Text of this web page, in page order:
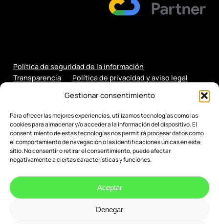
Gestionar consentimiento
Para ofrecer las mejores experiencias, utilizamos tecnologías como las
cookies para almacenar y/o acceder a la información del dispositivo. El
consentimiento de estas tecnologías nos permitirá procesar datos como
el comportamiento de navegación o las identificaciones únicas en este
sitio. No consentir o retirar el consentimiento, puede afectar
negativamente a ciertas características y funciones.
Aceptar
Denegar
Política de seguridad de la información
Transparencia
Política de privacidad y aviso legal
© 2026 Evenbytes. Evolución Digital.